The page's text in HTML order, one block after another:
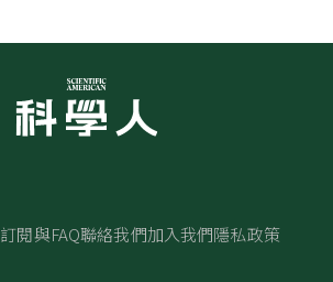
訂閱與FAQ聯絡我們加入我們隱私政策